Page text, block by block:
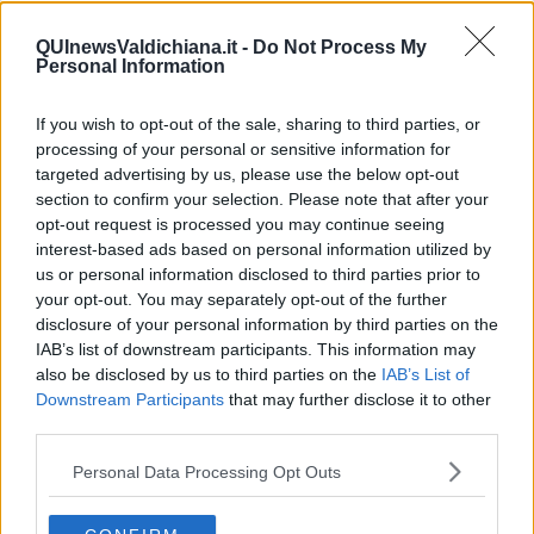
QUInewsValdichiana.it - Do Not Process My
Personal Information
If you wish to opt-out of the sale, sharing to third parties, or
processing of your personal or sensitive information for
targeted advertising by us, please use the below opt-out
section to confirm your selection. Please note that after your
opt-out request is processed you may continue seeing
interest-based ads based on personal information utilized by
us or personal information disclosed to third parties prior to
your opt-out. You may separately opt-out of the further
disclosure of your personal information by third parties on the
IAB’s list of downstream participants. This information may
also be disclosed by us to third parties on the IAB’s List of
Downstream Participants that may further disclose it to other
Personal Data Processing Opt Outs
ottimi aspetti con molti pianeti. Nell’ultimo periodo avrai acquistato
piú serenitá e fiducia in te stesso, avrai avuto piú soddisfazioni dalla
vita, questo buon andamento continuerá. Nel mese di luglio anche
Mercurio, il pianeta della comunicazione, dell’intelligenza e della
muoverti nei vari luoghi dove desideri andare. Se hai un lavoro
indipendente, é probabile che devi spostarti di piú, anche nei luoghi
piú distanti dalla tua azienda. Giornate promettenti per i
spostamenti o per nuovi colloqui saranno subito all’inizio del mese.
Un po’ di incertezza potrebbe arrivare a metá mese, ci devi mettere
piú impegno, per realizzare quello che vorresti. Il 18-19 luglio
saranno ancora positivi, come pure il 23-24 luglio, che agevolerá
l’andamento degli tuoi affari. La Luna nel tuo segno il 27-28 luglio ti
lancerá una sfida, puó darsi vorrai fare un cambiamento, che peró
sará senza ostacoli solo ai nativi del terzo decade, per chi ha il
compleanno intorno a metá novembre. A livello della tua vita
sentimentale, se hai giá una famiglia o una relazione, il buonumore
non ti abbandonerá mai, sarai corrisposto in amore dal tuo partner,
andrai d’accordo con la tua famiglia. Se sei single e vorresti
conoscere una persona speciale, avrai delle buone occasioni nei
primi giorni del mese, ancora di piú il 9-10-11 luglio, il 19-20 luglio e